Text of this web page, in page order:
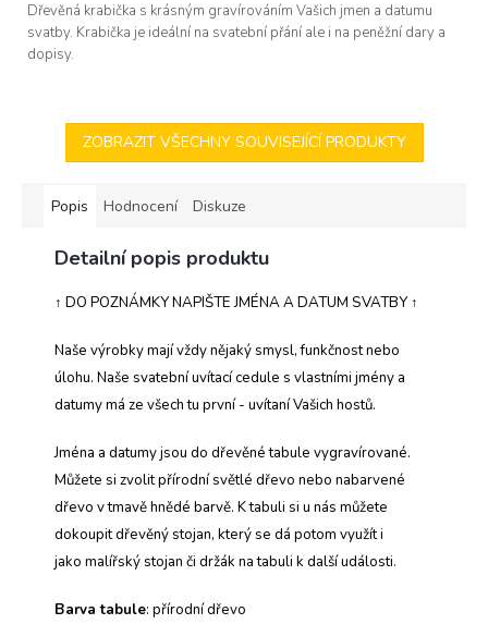
Dřevěná krabička s krásným gravírováním Vašich jmen a datumu
svatby. Krabička je ideální na svatební přání ale i na peněžní dary a
dopisy.
ZOBRAZIT VŠECHNY SOUVISEJÍCÍ PRODUKTY
Popis Hodnocení Diskuze
Detailní popis produktu
↑ DO POZNÁMKY NAPIŠTE JMÉNA A DATUM SVATBY ↑
Naše výrobky mají vždy nějaký smysl, funkčnost nebo
úlohu. Naše svatební uvítací cedule s vlastními jmény a
datumy má ze všech tu první - uvítaní Vašich hostů.
Jména a datumy jsou do dřevěné tabule vygravírované.
Můžete si zvolit přírodní světlé dřevo nebo nabarvené
dřevo v tmavě hnědé barvě. K tabuli si u nás můžete
dokoupit dřevěný stojan, který se dá potom využít i
jako malířský stojan či držák na tabuli k další události.
Barva tabule: přírodní dřevo